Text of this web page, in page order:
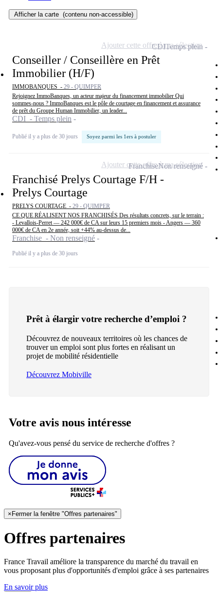
Afficher la carte (contenu non-accessible)
Conseiller / Conseillère en Prêt
Immobilier (H/F)
IMMOBANQUES - 29 - QUIMPER
Rejoignez ImmoBanques, un acteur majeur du financement immobilier Qui
sommes-nous ? ImmoBanques est le pôle de courtage en financement et assurance
de prêt du Groupe Human Immobilier, un leader...
CDI - Temps plein
Publié il y a plus de 30 jours Soyez parmi les 1ers à postuler
CDITemps plein
Ajouter cette offre à ma sélection
Franchisé Prelys Courtage F/H -
Prelys Courtage
PRELYS COURTAGE - 29 - QUIMPER
CE QUE RÉALISENT NOS FRANCHISÉS Des résultats concrets, sur le terrain :
- Levallois-Perret — 242 000€ de CA sur leurs 15 premiers mois - Angers — 360
000€ de CA en 2e année, soit +44% au-dessus de...
Franchise - Non renseigné
Publié il y a plus de 30 jours
FranchiseNon renseigné
Ajouter cette offre à ma sélection
Prêt à élargir votre recherche d’emploi ?
Découvrez de nouveaux territoires où les chances de
trouver un emploi sont plus fortes en réalisant un
projet de mobilité résidentielle
Découvrez Mobiville
Votre avis nous intéresse
Qu'avez-vous pensé du service de recherche d'offres ?
×Fermer la fenêtre "Offres partenaires"
Offres partenaires
France Travail améliore la transparence du marché du travail en
vous proposant plus d'opportunités d'emploi grâce à ses partenaires
En savoir plus